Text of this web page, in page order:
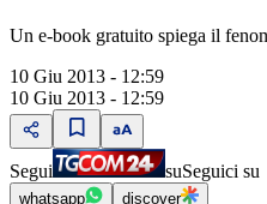
Un e-book gratuito spiega il
10 Giu 2013 - 12:59
10 Giu 2013 - 12:59
Segui suSeguici su
whatsapp discover